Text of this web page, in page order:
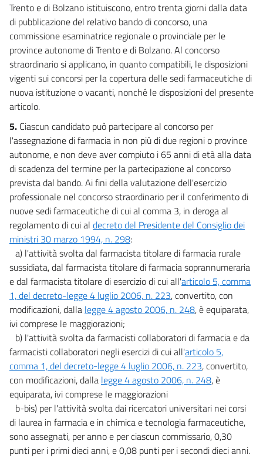
56
57
58
Capo III
Misure per la portualità e l'autotrasporto
e
59
59 bis
59 ter
60
60 bis
61
61 bis
62
63
64
65
66
67
67 bis
67 ter
Titolo III
EUROPA
Capo I
Trento e di Bolzano istituiscono, entro trenta giorni dalla data
di pubblicazione del relativo bando di concorso, una
commissione esaminatrice regionale o provinciale per le
province autonome di Trento e di Bolzano. Al concorso
straordinario si applicano, in quanto compatibili, le disposizioni
vigenti sui concorsi per la copertura delle sedi farmaceutiche di
nuova istituzione o vacanti, nonché le disposizioni del presente
articolo.
5. Ciascun candidato può partecipare al concorso per
l'assegnazione di farmacia in non più di due regioni o province
autonome, e non deve aver compiuto i 65 anni di età alla data
di scadenza del termine per la partecipazione al concorso
prevista dal bando. Ai fini della valutazione dell'esercizio
professionale nel concorso straordinario per il conferimento di
nuove sedi farmaceutiche di cui al comma 3, in deroga al
regolamento di cui al decreto del Presidente del Consiglio dei
ministri 30 marzo 1994, n. 298:
a) l'attività svolta dal farmacista titolare di farmacia rurale
sussidiata, dal farmacista titolare di farmacia soprannumeraria
e dal farmacista titolare di esercizio di cui all'articolo 5, comma
1, del decreto-legge 4 luglio 2006, n. 223, convertito, con
modificazioni, dalla legge 4 agosto 2006, n. 248, è equiparata,
ivi comprese le maggiorazioni;
b) l'attività svolta da farmacisti collaboratori di farmacia e da
farmacisti collaboratori negli esercizi di cui all'articolo 5,
comma 1, del decreto-legge 4 luglio 2006, n. 223, convertito,
con modificazioni, dalla legge 4 agosto 2006, n. 248, è
equiparata, ivi comprese le maggiorazioni
b-bis) per l'attività svolta dai ricercatori universitari nei corsi
di laurea in farmacia e in chimica e tecnologia farmaceutiche,
sono assegnati, per anno e per ciascun commissario, 0,30
punti per i primi dieci anni, e 0,08 punti per i secondi dieci anni.